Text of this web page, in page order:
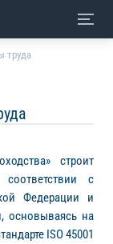
труда
строит
с
Федерации и
основываясь на
ISO 45001